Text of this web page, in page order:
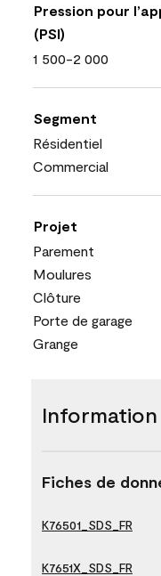
Pression pour
(PSI)
1 500-2 000
Segment
Résidentiel
Commercial
Projet
Parement
Moulures
Clôture
Porte de garage
Grange
Fiches de
K76501_SDS_FR
K7651X_SDS_FR